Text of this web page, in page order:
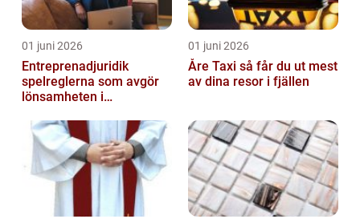
01 juni 2026
Entreprenadjuridik
spelreglerna som avgör
lönsamheten i
01 juni 2026
Åre Taxi så får du ut mest
av dina resor i fjällen